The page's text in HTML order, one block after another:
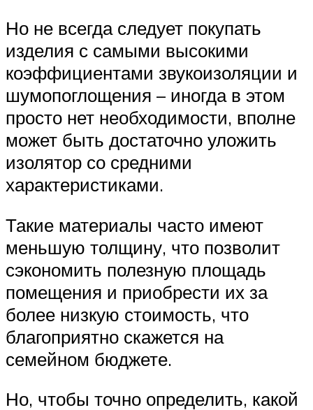
Но не всегда следует покупать
изделия с самыми высокими
коэффициентами звукоизоляции и
шумопоглощения – иногда в этом
просто нет необходимости, вполне
может быть достаточно уложить
изолятор со средними
характеристиками.
Такие материалы часто имеют
меньшую толщину, что позволит
сэкономить полезную площадь
помещения и приобрести их за
более низкую стоимость, что
благоприятно скажется на
семейном бюджете.
Но, чтобы точно определить, какой